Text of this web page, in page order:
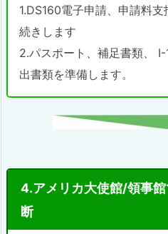
1.DS160電子申請、申請料
続きします
2.パスポート、補足書類、
出書類を準備します。
4.アメリカ大使館/領事
断